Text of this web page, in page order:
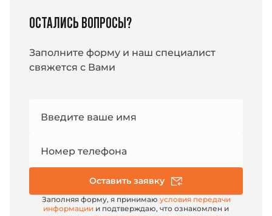
ОСТАЛИСЬ ВОПРОСЫ?
Заполните форму и наш специалист
свяжется с Вами
Введите ваше имя
Номер телефона
Номер
e-mail
Оставить заявку
Заполняя форму, я принимаю условия передачи
информации и подтверждаю, что ознакомлен и